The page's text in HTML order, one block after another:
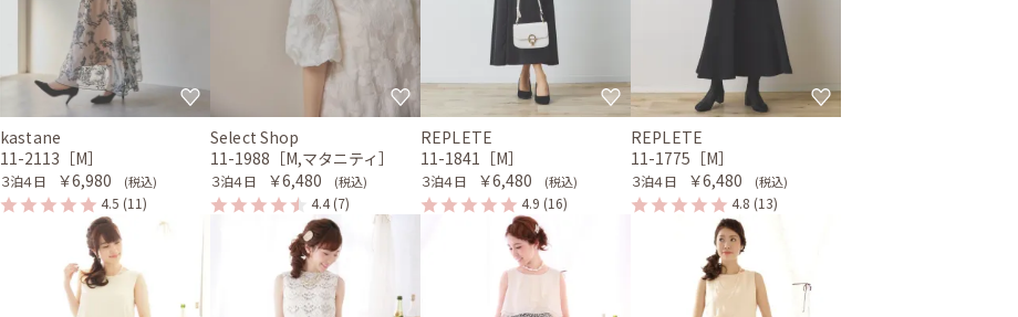
kastane
11-2113［M］
３泊４日 ￥6,980 (税込)
4.5 (11)
Select Shop
11-1988［M,マタニティ］
３泊４日 ￥6,480 (税込)
4.4 (7)
REPLETE
11-1841［M］
３泊４日 ￥6,480 (税込)
4.9 (16)
REPLETE
11-1775［M］
３泊４日 ￥6,480 (税込)
4.8 (13)